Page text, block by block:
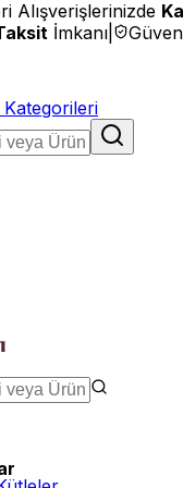
Alışverişlerinizde
İmkanı